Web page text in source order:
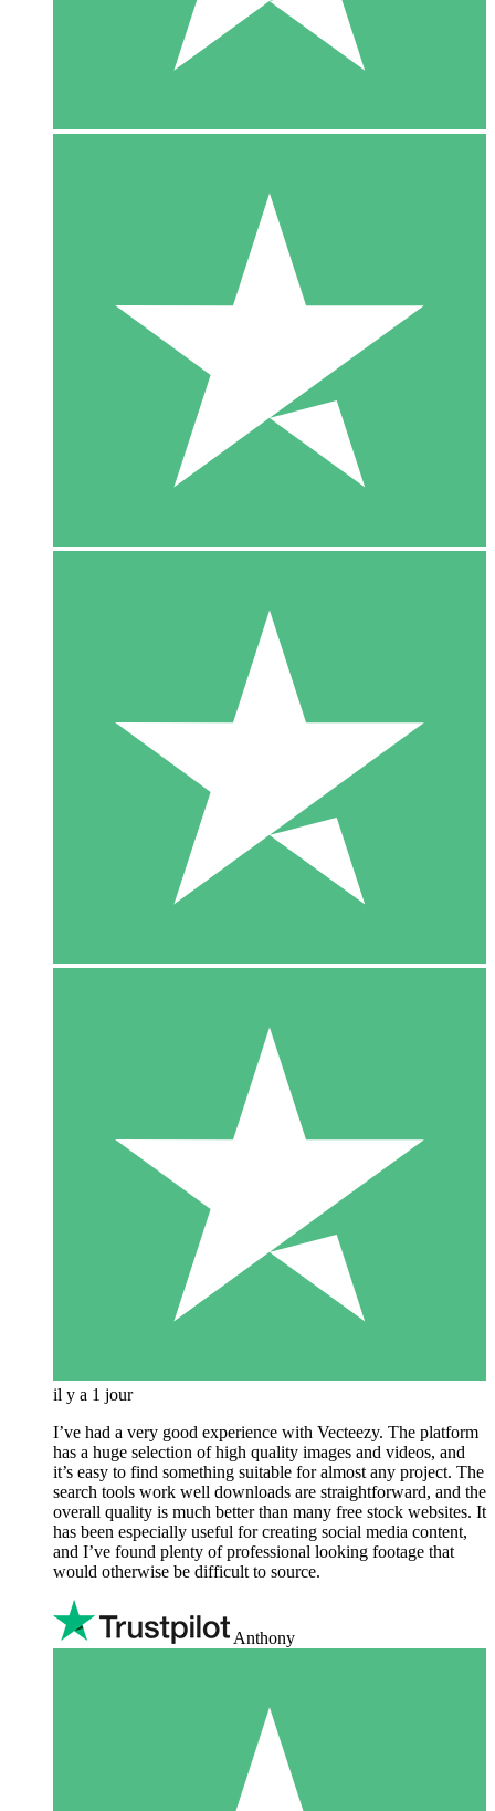
il y a 1 jour
I’ve had a very good experience with Vecteezy. The platform
has a huge selection of high quality images and videos, and
it’s easy to find something suitable for almost any project. The
search tools work well downloads are straightforward, and the
overall quality is much better than many free stock websites. It
has been especially useful for creating social media content,
and I’ve found plenty of professional looking footage that
would otherwise be difficult to source.
Anthony